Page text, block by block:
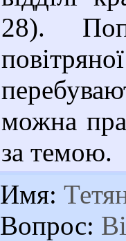
28).
можна
за темою.
Имя:
Вопрос: